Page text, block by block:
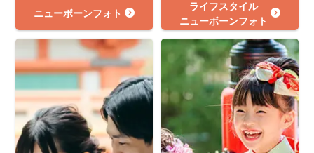
ニューボーンフォト
ライフスタイル
ニューボーンフォト